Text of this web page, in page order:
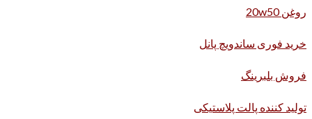
روغن 20w50
خرید فوری ساندویچ پانل
فروش بلبرینگ
تولید کننده پالت پلاستیکی